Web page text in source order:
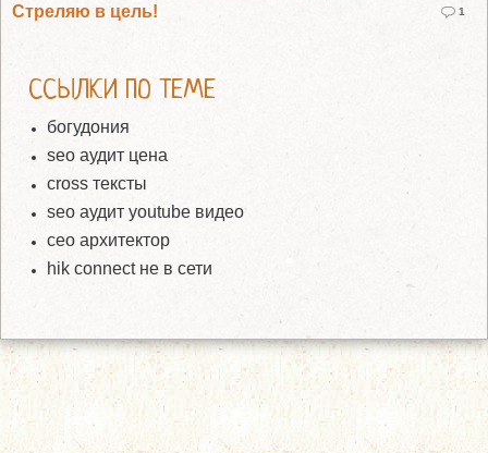
Стреляю в цель! 1
ССЫЛКИ ПО ТЕМЕ
богудония
seo аудит цена
cross тексты
seo аудит youtube видео
сео архитектор
hik connect не в сети